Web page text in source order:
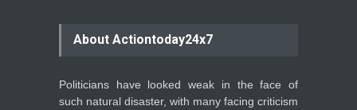
About Actiontoday24x7
Politicians have looked weak in the face of
such natural disaster, with many facing criticism